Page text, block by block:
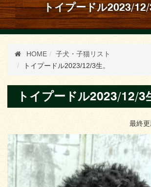
トイプードル2023/
HOME
子犬・子猫リスト
トイプードル2023/12/3生。
トイプードル2023/12/3
最終